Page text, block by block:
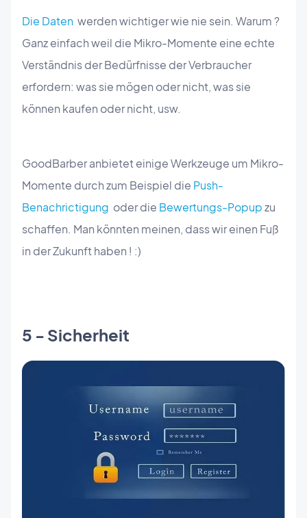
Die Daten werden wichtiger wie nie sein. Warum ?
Ganz einfach weil die Mikro-Momente eine echte
Verständnis der Bedürfnisse der Verbraucher
erfordern: was sie mögen oder nicht, was sie
können kaufen oder nicht, usw.
GoodBarber anbietet einige Werkzeuge um Mikro-
Momente durch zum Beispiel die Push-
Benachrictigung oder die Bewertungs-Popupzu
schaffen. Man könnten meinen, dass wir einen Fuß
in der Zukunft haben ! :)
5 - Sicherheit